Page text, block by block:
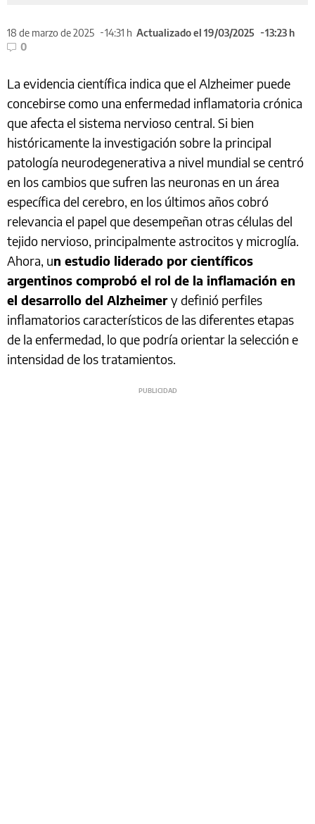
18 de marzo de 2025 14:31 h Actualizado el 19/03/2025
13:23 h
0
La evidencia científica indica que el Alzheimer puede
concebirse como una enfermedad inflamatoria crónica
que afecta el sistema nervioso central. Si bien
históricamente la investigación sobre la principal
patología neurodegenerativa a nivel mundial se centró
en los cambios que sufren las neuronas en un área
específica del cerebro, en los últimos años cobró
relevancia el papel que desempeñan otras células del
tejido nervioso, principalmente astrocitos y microglía.
Ahora, un estudio liderado por científicos
argentinos comprobó el rol de la inflamación en
el desarrollo del Alzheimery definió perfiles
inflamatorios característicos de las diferentes etapas
de la enfermedad, lo que podría orientar la selección e
intensidad de los tratamientos.